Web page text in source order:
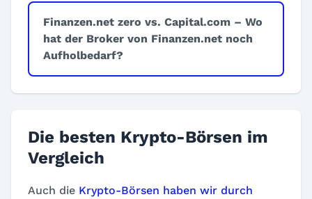
Finanzen.net zero vs. Capital.com – Wo
hat der Broker von Finanzen.net noch
Aufholbedarf?
Die besten Krypto-Börsen im
Vergleich
Auch die Krypto-Börsen haben wir durch